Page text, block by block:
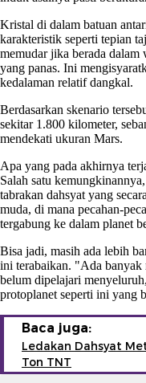
Kristal di dalam batuan
karakteristik seperti tepian
memudar jika berada
yang panas. Ini
kedalaman relatif dangkal.
Berdasarkan skenario
sekitar 1.800 kilometer,
mendekati ukuran Mars.
Apa yang pada akhirnya
Salah satu
tabrakan dahsyat yang
muda, di mana pecahan-
tergabung ke dalam planet
Bisa jadi, masih ada lebih
ini terabaikan. "Ada banyak
belum dipelajari
protoplanet seperti ini yang
Baca juga:
Ledakan Dahsyat
Ton TNT